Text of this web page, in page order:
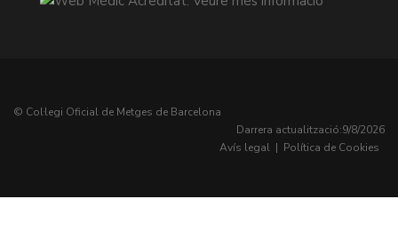
© Col·legi Oficial de Metges de Barcelona
Darrera actualització:9/8/2026
Avís legal | Política de Cookies